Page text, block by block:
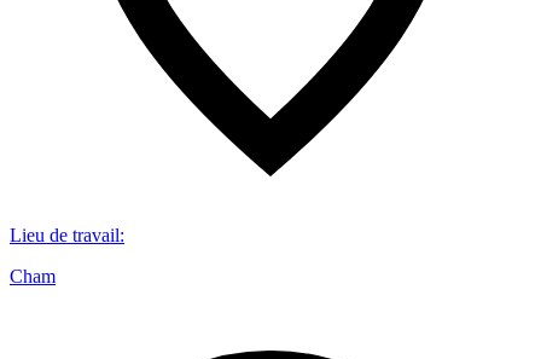
Lieu de travail:
Cham